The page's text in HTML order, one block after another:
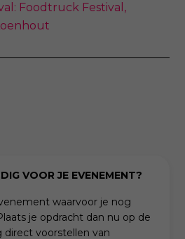
Foodtruck Festival,
VOOR JE EVENEMENT?
waarvoor je nog
je opdracht dan nu op de
voorstellen van